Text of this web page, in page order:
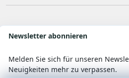
Newsletter abonnieren
Melden Sie sich für unseren
Neuigkeiten mehr zu verpassen.